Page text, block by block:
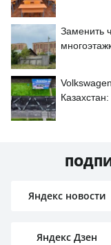
Заменить
Яндекс новости
Яндекс Дзен